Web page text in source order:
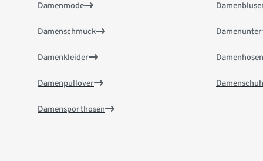
Damenmode
Damenschmuck
Damenkleider
Damenpullover
Damensporthosen
Damenhosen